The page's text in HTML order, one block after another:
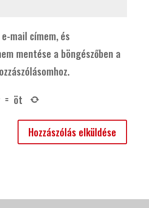
e-mail címem, és
mentése a böngészőben a
= öt